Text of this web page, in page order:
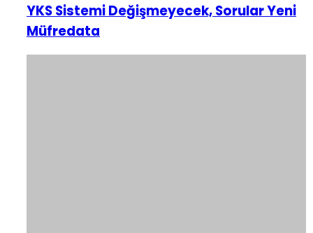
YKS Sistemi Değişmeyecek, Sorular Yeni
Müfredata